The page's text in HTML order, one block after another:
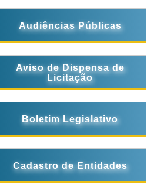
Audiências Públicas
Aviso de Dispensa de
Licitação
Boletim Legislativo
Cadastro de Entidades